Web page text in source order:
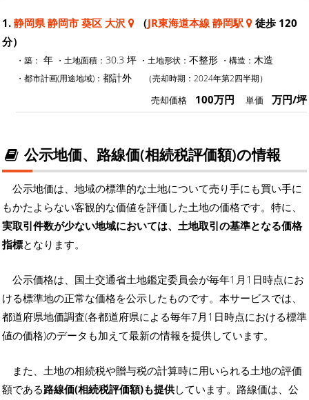
1. 静岡県 静岡市 葵区 大沢 （JR東海道本線 静岡駅
徒歩 120
分）
・築： 年 ・土地面積： 30.3 坪 ・土地形状： 不整形 ・構造： 木造
・都市計画(用途地域)： 都計外 （売却時期：2024年第2四半期）
売却価格 100万円 単価 万円/坪
公示地価、路線価(相続税評価額)の情報
公示地価は、地域の標準的な土地について売り手にも買い手に
もかたよらない客観的な価値を評価した土地の価格です。特に、
実取引件数が少ない地域においては、土地取引の基準となる価格
指標となります。
公示価格は、国土交通省土地鑑定委員会が毎年1月1日時点にお
ける標準地の正常な価格を公示したものです。本サービスでは、
都道府県地価調査(各都道府県による毎年7月1日時点における標準
値の価格)のデータも加えて最新の情報を提供しています。
また、土地の相続税や贈与税の計算時に用いられる土地の評価
額である路線価(相続税評価額)も提供しています。路線価は、公